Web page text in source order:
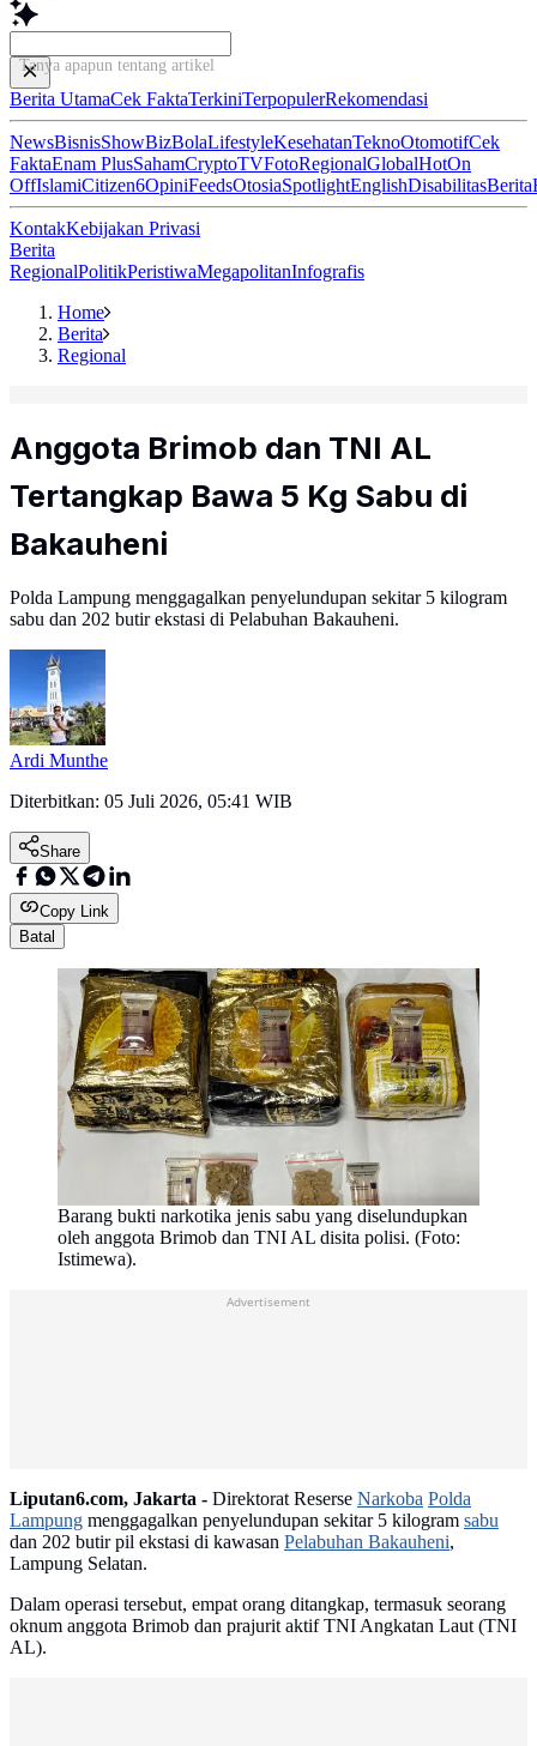
Tanya apapun tentang artikel ini...
Berita UtamaCek FaktaTerkiniTerpopulerRekomendasi
NewsBisnisShowBizBolaLifestyleKesehatanTeknoOtomotifCek
FaktaEnam PlusSahamCryptoTVFotoRegionalGlobalHotOn
OffIslamiCitizen6OpiniFeedsOtosiaSpotlightEnglishDisabilitasBerita
KontakKebijakan Privasi
Berita
RegionalPolitikPeristiwaMegapolitanInfografis
Home
Berita
Regional
Anggota Brimob dan TNI AL
Tertangkap Bawa 5 Kg Sabu di
Bakauheni
Polda Lampung menggagalkan penyelundupan sekitar 5 kilogram
sabu dan 202 butir ekstasi di Pelabuhan Bakauheni.
Ardi Munthe
Diterbitkan: 05 Juli 2026, 05:41 WIB
Share
Copy Link
Batal
Barang bukti narkotika jenis sabu yang diselundupkan
oleh anggota Brimob dan TNI AL disita polisi. (Foto:
Istimewa).
Advertisement
Liputan6.com, Jakarta - Direktorat Reserse Narkoba Polda
Lampung menggagalkan penyelundupan sekitar 5 kilogram sabu
dan 202 butir pil ekstasi di kawasan Pelabuhan Bakauheni,
Lampung Selatan.
Dalam operasi tersebut, empat orang ditangkap, termasuk seorang
oknum anggota Brimob dan prajurit aktif TNI Angkatan Laut (TNI
AL).